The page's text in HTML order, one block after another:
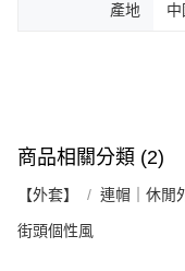
產地 中
商品相關分類 (2)
【外套】 連帽｜休閒
街頭個性風